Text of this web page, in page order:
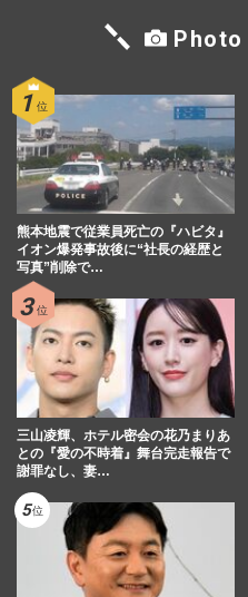
Photo
熊本地震で従業員死亡の『ハビタ』
イオン爆発事故後に“社長の経歴と
写真”削除で…
三山凌輝、ホテル密会の花乃まりあ
との『愛の不時着』舞台完走報告で
謝罪なし、妻…